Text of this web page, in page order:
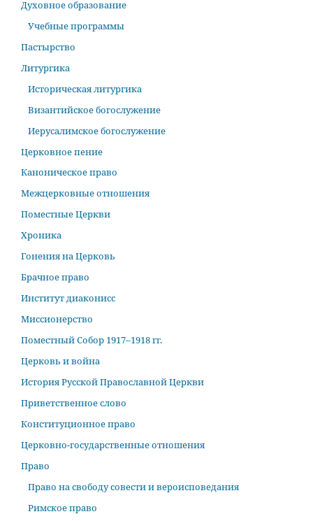
Духовное образование
Учебные программы
Пастырство
Литургика
Историческая литургика
Византийское богослужение
Иерусалимское богослужение
Церковное пение
Каноническое право
Межцерковные отношения
Поместные Церкви
Хроника
Гонения на Церковь
Брачное право
Институт диаконисс
Миссионерство
Поместный Собор 1917–1918 гг.
Церковь и война
История Русской Православной Церкви
Приветственное слово
Конституционное право
Церковно-государственные отношения
Право
Право на свободу совести и вероисповедания
Римское право